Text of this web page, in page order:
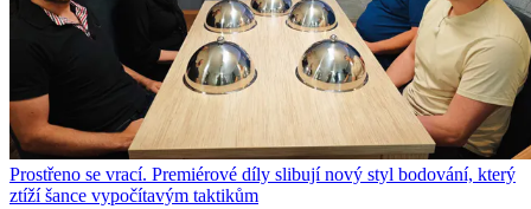
Prostřeno se vrací. Premiérové díly slibují nový styl bodování, který
ztíží šance vypočítavým taktikům